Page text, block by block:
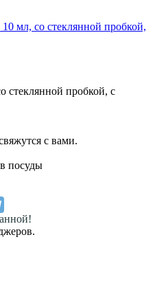
стеклянной пробкой, с
с вами.
посуды